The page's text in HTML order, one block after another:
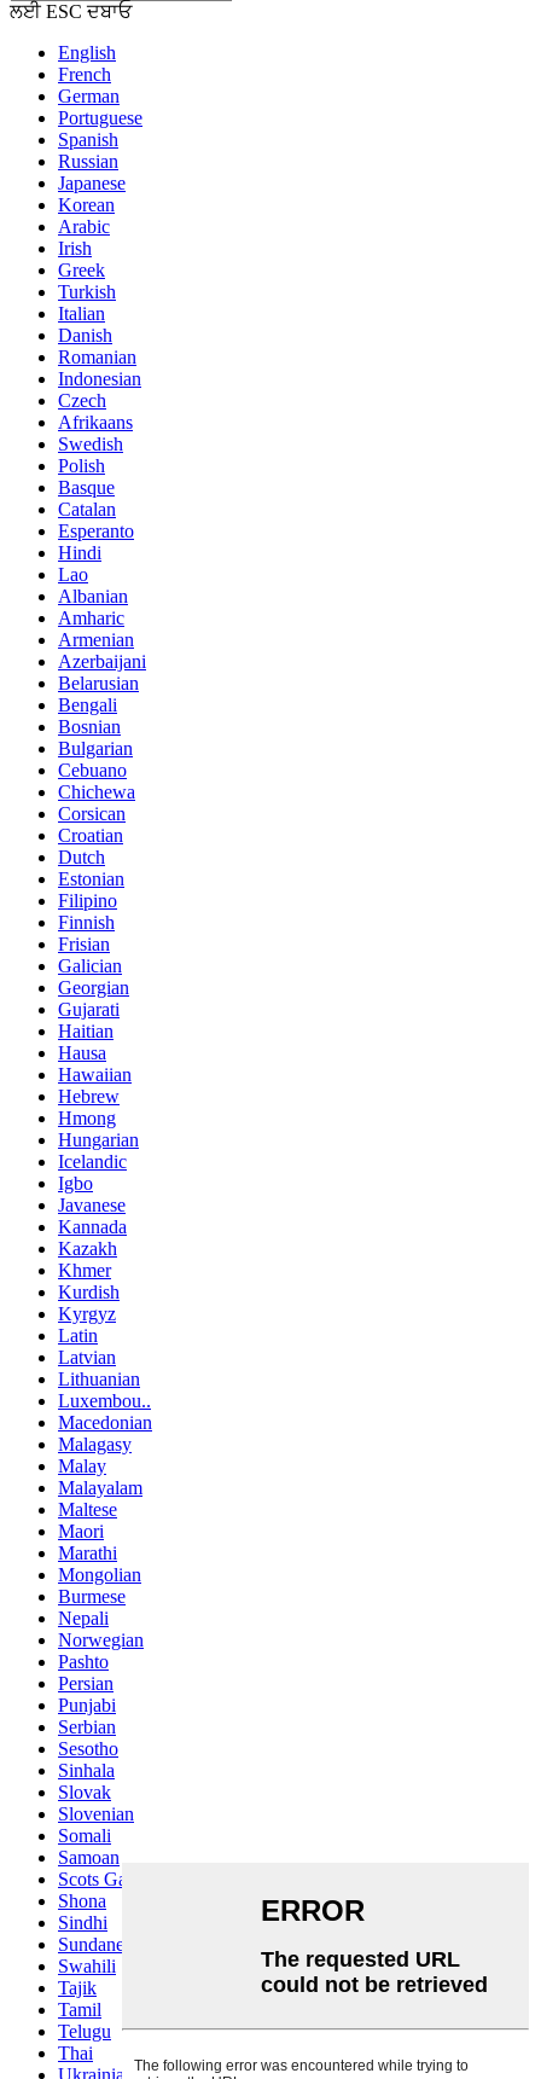
ਲਈ ESC ਦਬਾਓ
English
French
German
Portuguese
Spanish
Russian
Japanese
Korean
Arabic
Irish
Greek
Turkish
Italian
Danish
Romanian
Indonesian
Czech
Afrikaans
Swedish
Polish
Basque
Catalan
Esperanto
Hindi
Lao
Albanian
Amharic
Armenian
Azerbaijani
Belarusian
Bengali
Bosnian
Bulgarian
Cebuano
Chichewa
Corsican
Croatian
Dutch
Estonian
Filipino
Finnish
Frisian
Galician
Georgian
Gujarati
Haitian
Hausa
Hawaiian
Hebrew
Hmong
Hungarian
Icelandic
Igbo
Javanese
Kannada
Kazakh
Khmer
Kurdish
Kyrgyz
Latin
Latvian
Lithuanian
Luxembou..
Macedonian
Malagasy
Malay
Malayalam
Maltese
Maori
Marathi
Mongolian
Burmese
Nepali
Norwegian
Pashto
Persian
Punjabi
Serbian
Sesotho
Sinhala
Slovak
Slovenian
Somali
Samoan
Scots Gaelic
Shona
Sindhi
Sundanese
Swahili
Tajik
Tamil
Telugu
Thai